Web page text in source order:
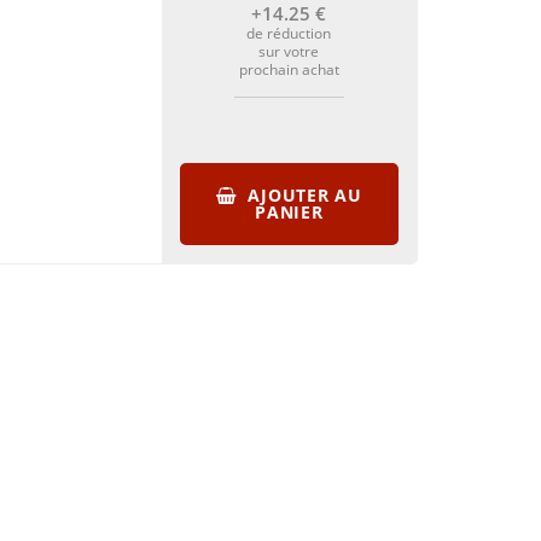
+14.25€
de réduction
sur votre
prochain achat
AJOUTER AU
PANIER